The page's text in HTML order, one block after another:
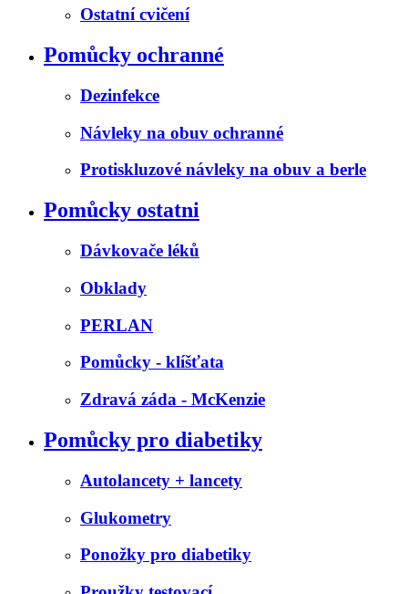
Ostatní cvičení
Pomůcky ochranné
Dezinfekce
Návleky na obuv ochranné
Protiskluzové návleky na obuv a berle
Pomůcky ostatni
Dávkovače léků
Obklady
PERLAN
Pomůcky - klíšťata
Zdravá záda - McKenzie
Pomůcky pro diabetiky
Autolancety + lancety
Glukometry
Ponožky pro diabetiky